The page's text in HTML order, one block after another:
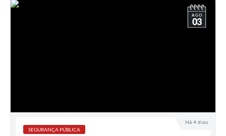
Há 4 dias
AGO
03
SEGURANÇA PÚBLICA